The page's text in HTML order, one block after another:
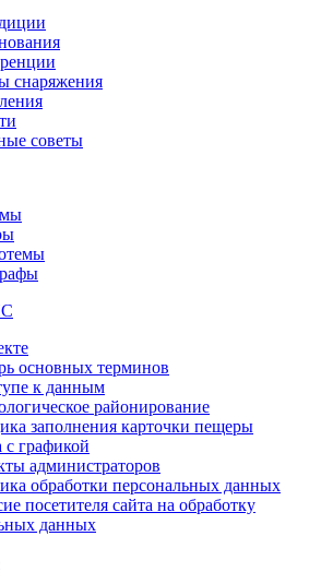
снаряжения
советы
основных терминов
к данным
районирование
заполнения карточки пещеры
с графикой
администраторов
обработки персональных данных
посетителя сайта на обработку
данных